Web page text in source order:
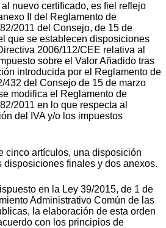
nuevo certificado, es fiel reflejo
II del Reglamento de
2011 del Consejo, de 15 de
que se establecen disposiciones
2006/112/CEE relativa al
sobre el Valor Añadido tras
introducida por el Reglamento de
432 del Consejo de 15 de marzo
modifica el Reglamento de
2011 en lo que respecta al
del IVA y/o los impuestos
cinco artículos, una disposición
disposiciones finales y dos anexos.
en la Ley 39/2015, de 1 de
Administrativo Común de las
la elaboración de esta orden
con los principios de